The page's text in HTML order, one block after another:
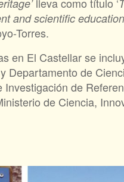
lleva como título ‘
and scientific
Torres.
en El Castellar se
Departamento de
de
de Ciencia,